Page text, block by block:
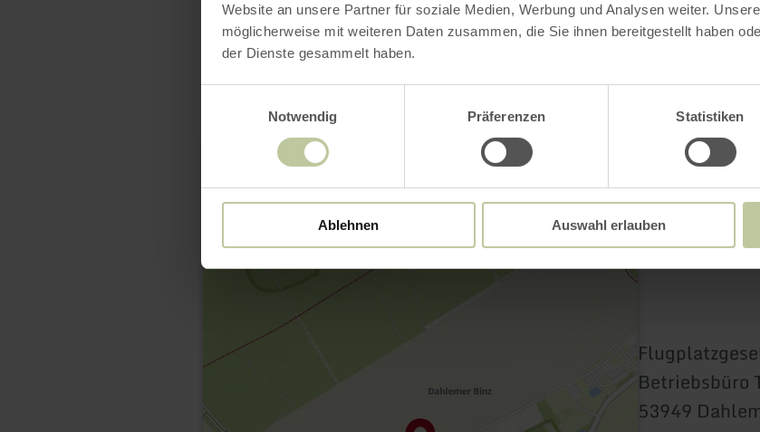
Website an unsere Partner für soziale Medien, Werbung und Analysen weiter.
möglicherweise mit weiteren Daten zusammen, die Sie ihnen bereitgestellt haben
der Dienste gesammelt haben.
Notwendig
Präferenzen Statistiken
Ablehnen Auswahl erlauben
Contact
Betriebsbüro
53949